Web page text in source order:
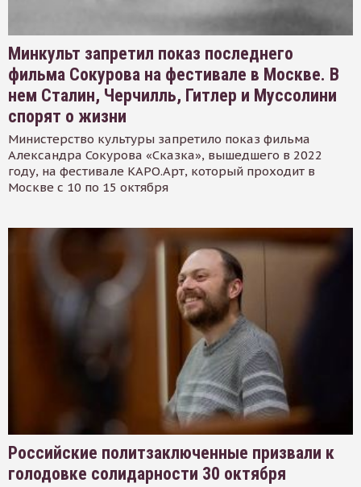
Минкульт запретил показ последнего
фильма Сокурова на фестивале в Москве. В
нем Сталин, Черчилль, Гитлер и Муссолини
спорят о жизни
Министерство культуры запретило показ фильма
Александра Сокурова «Сказка», вышедшего в 2022
году, на фестивале КАРО.Арт, который проходит в
Москве с 10 по 15 октября
Российские политзаключенные призвали к
голодовке солидарности 30 октября